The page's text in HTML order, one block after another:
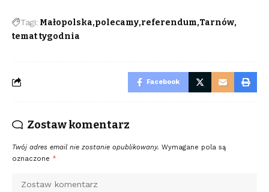
Tagi: Małopolska polecamy referendum Tarnów
temat tygodnia
Facebook
Zostaw komentarz
Twój adres email nie zostanie opublikowany. Wymagane pola są
oznaczone *